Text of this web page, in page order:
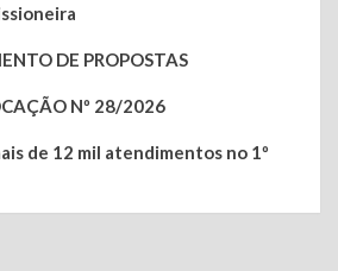
DE PROPOSTAS
Nº 28/2026
de 12 mil atendimentos no 1º